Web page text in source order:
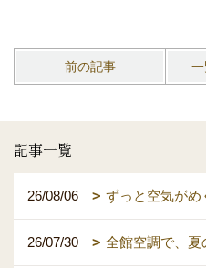
前の記事
記事一覧
26/08/06 ずっと空気がめ
26/07/30 全館空調で、夏